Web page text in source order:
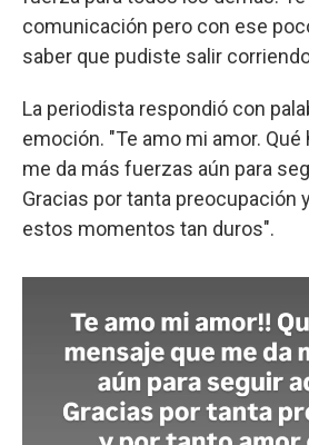
comunicación pero con ese
saber que pudiste salir
La periodista respondió con
emoción. "Te amo mi amor.
me da más fuerzas aún para
Gracias por tanta preocupación
estos momentos tan duros".